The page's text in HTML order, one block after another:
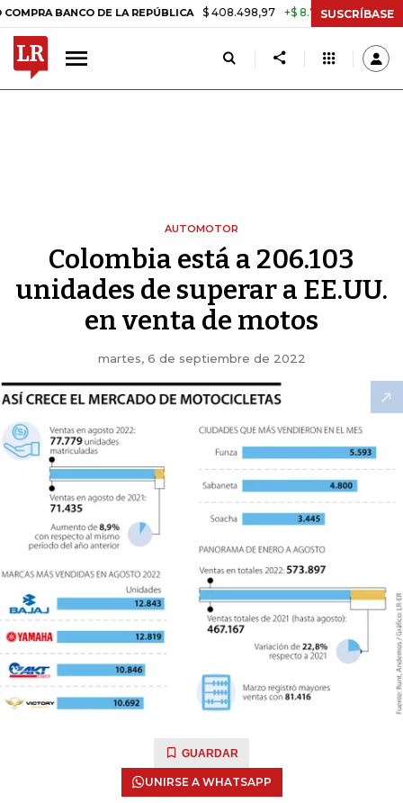
DE LA REPÚBLICA $ 408.498,97 +$ 8.753,81 +2,19% TASA
SUSCRÍBASE
AUTOMOTOR
Colombia está a 206.103
unidades de superar a EE.UU.
en venta de motos
martes, 6 de septiembre de 2022
GUARDAR
UNIRSE A WHATSAPP